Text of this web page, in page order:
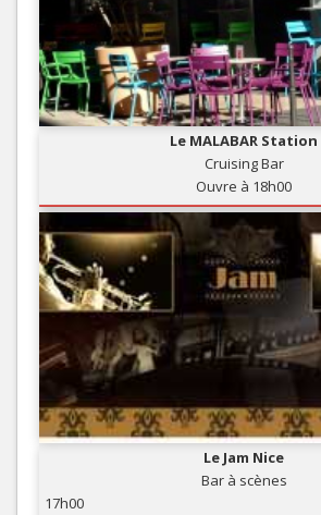
Le MALABAR Station
Cruising Bar
Ouvre à 18h00
Le Jam Nice
Bar à scènes
17h00